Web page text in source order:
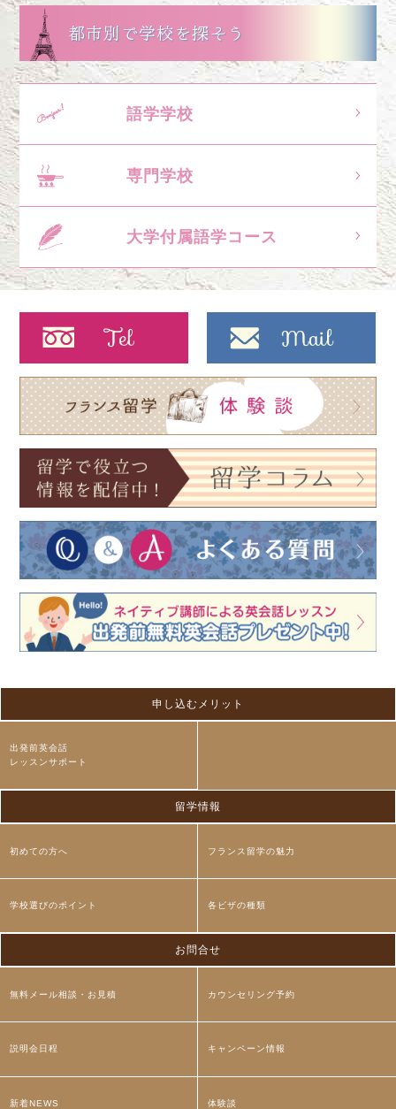
都市別で学校を探そう
語学学校
専門学校
大学付属語学コース
申し込むメリット
出発前英会話
レッスンサポート
留学情報
初めての方へ フランス留学の魅力
学校選びのポイント 各ビザの種類
お問合せ
無料メール相談・お見積 カウンセリング予約
説明会日程 キャンペーン情報
新着NEWS 体験談